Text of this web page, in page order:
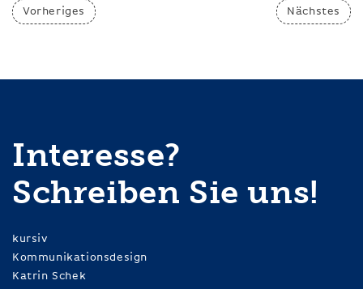
Vorheriges Nächstes
Interesse?
Schreiben Sie uns!
kursiv
Kommunikationsdesign
Katrin Schek